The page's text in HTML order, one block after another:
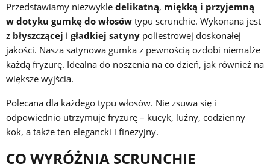
Przedstawiamy niezwykle delikatną, miękką i przyjemną
w dotyku gumkę do włosów typu scrunchie. Wykonana jest
z błyszczącej i gładkiej satyny poliestrowej doskonałej
jakości. Nasza satynowa gumka z pewnością ozdobi niemalże
każdą fryzurę. Idealna do noszenia na co dzień, jak również na
większe wyjścia.
Polecana dla każdego typu włosów. Nie zsuwa się i
odpowiednio utrzymuje fryzurę – kucyk, luźny, codzienny
kok, a także ten elegancki i finezyjny.
CO WYRÓŻNIA SCRUNCHIE